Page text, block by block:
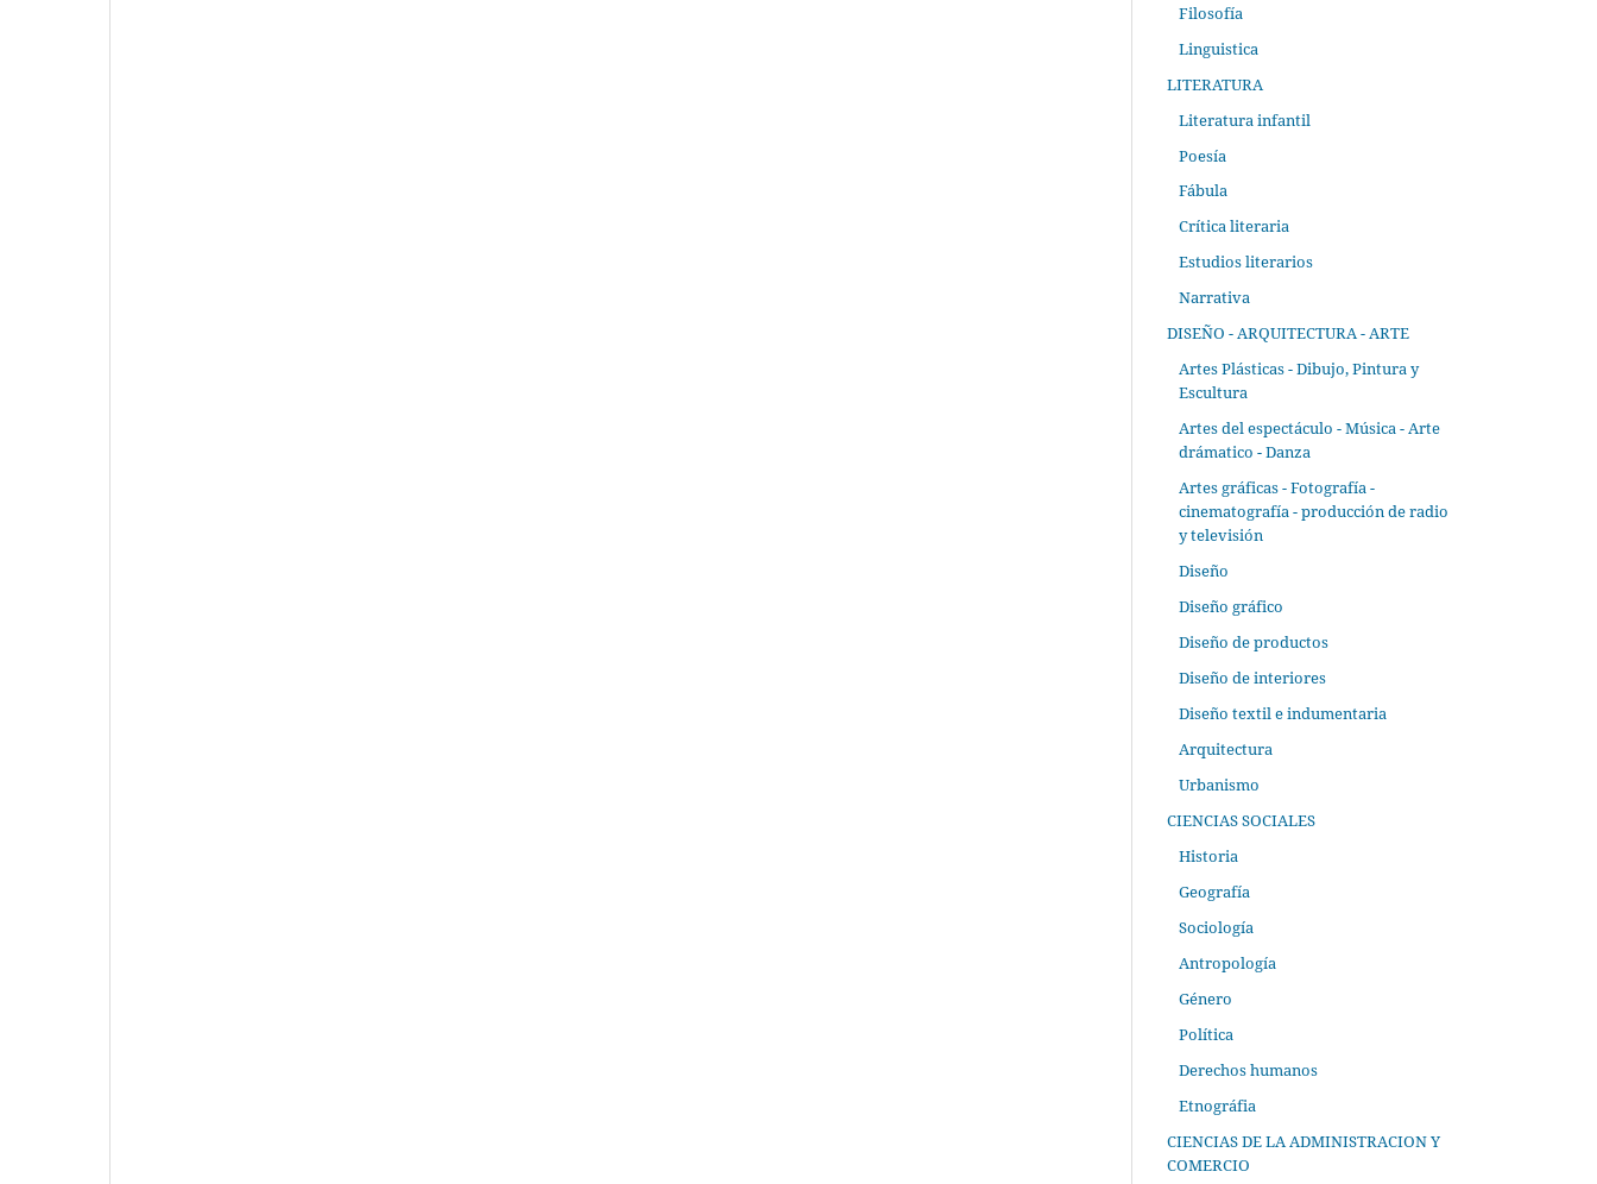
Filosofía
Linguistica
LITERATURA
Literatura infantil
Poesía
Fábula
Crítica literaria
Estudios literarios
Narrativa
DISEÑO - ARQUITECTURA - ARTE
Artes Plásticas - Dibujo, Pintura y
Escultura
Artes del espectáculo - Música - Arte
drámatico - Danza
Artes gráficas - Fotografía -
cinematografía - producción de radio
y televisión
Diseño
Diseño gráfico
Diseño de productos
Diseño de interiores
Diseño textil e indumentaria
Arquitectura
Urbanismo
CIENCIAS SOCIALES
Historia
Geografía
Sociología
Antropología
Género
Política
Derechos humanos
Etnográfia
CIENCIAS DE LA ADMINISTRACION Y
COMERCIO